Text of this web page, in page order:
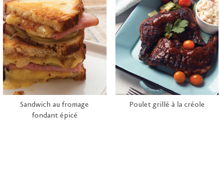
Sandwich au fromage
fondant épicé
Poulet grillé à la créole